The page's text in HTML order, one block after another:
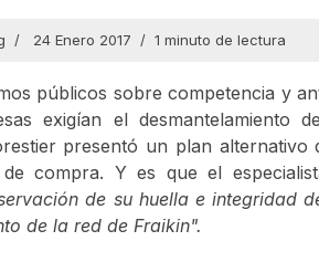
24 Enero 2017 1 minuto de lectura
públicos sobre competencia y
exigían el
presentó un plan
compra. Y es que el
de su huella e integridad
de la red de Fraikin".